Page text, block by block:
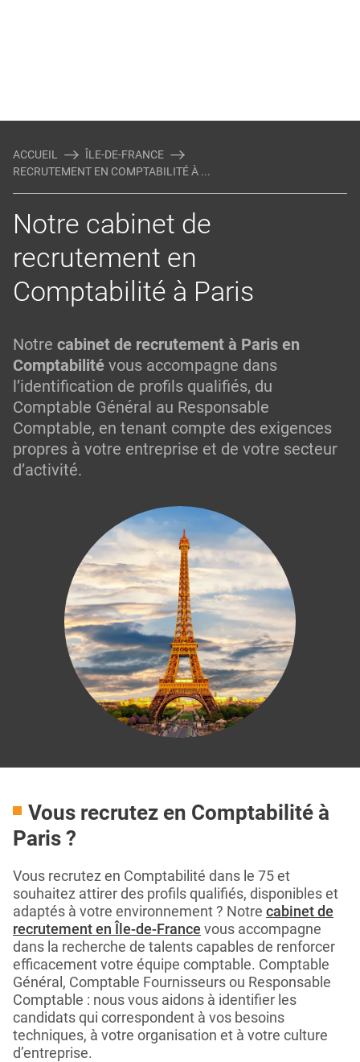
ACCUEIL
ÎLE-DE-FRANCE
RECRUTEMENT EN COMPTABILITÉ À ...
Notre cabinet de
recrutement en
Comptabilité à Paris
Notre cabinet de recrutement à Paris en
Comptabilité vous accompagne dans
l’identification de profils qualifiés, du
Comptable Général au Responsable
Comptable, en tenant compte des exigences
propres à votre entreprise et de votre secteur
d’activité.
Vous recrutez en Comptabilité à
Paris ?
Vous recrutez en Comptabilité dans le 75 et
souhaitez attirer des profils qualifiés, disponibles et
adaptés à votre environnement ? Notre cabinet de
recrutement en Île-de-France vous accompagne
dans la recherche de talents capables de renforcer
efficacement votre équipe comptable. Comptable
Général, Comptable Fournisseurs ou Responsable
Comptable : nous vous aidons à identifier les
candidats qui correspondent à vos besoins
techniques, à votre organisation et à votre culture
d’entreprise.